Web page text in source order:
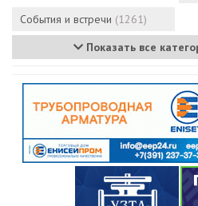
События и встречи (1261)
Показать все